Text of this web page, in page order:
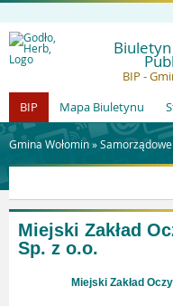
BIP -
BIP
Mapa Biuletynu
Gmina Wołomin »
Miejski Zakład
Sp. z o.o.
Miejski Zakład